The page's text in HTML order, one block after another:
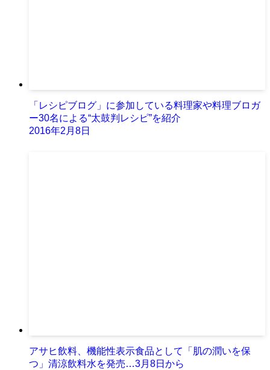
「レシピブログ」に参加している料理家や料理ブロガ
ー30名による“太鼓判レシピ”を紹介
2016年2月8日
アサヒ飲料、機能性表示食品として「肌の潤いを保
つ」清涼飲料水を発売…3月8日から